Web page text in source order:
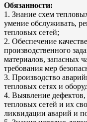
Обязанности:
1. Знание схем
умение обслуживать,
тепловых сетей;
2. Обеспечение
производственного
материалов, запасных
требования мер
3. Производство
тепловых сетях и
4. Выявление
тепловых сетей и их
ликвидации аварий и